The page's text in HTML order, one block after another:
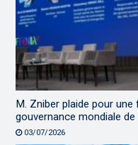
M. Zniber plaide pour
gouvernance mondiale de
03/07/2026